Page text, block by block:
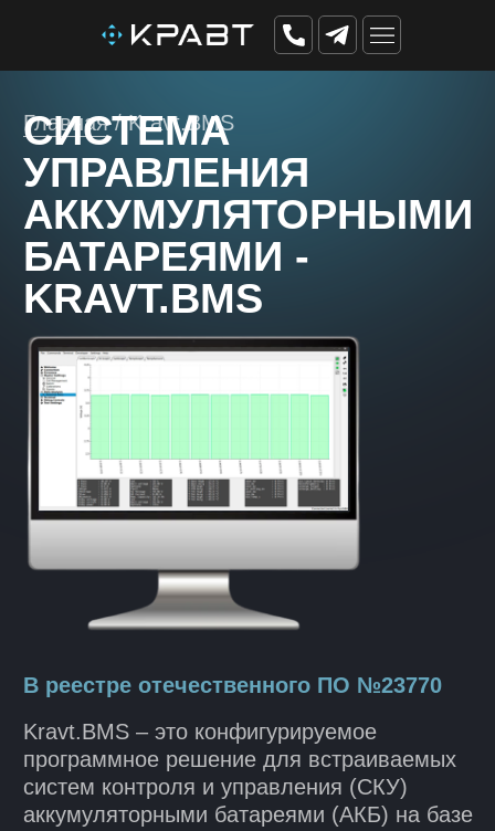
УПРАВЛЕНИЯ
АККУМУЛЯТОРНЫМИ
БАТАРЕЯМИ -
KRAVT.BMS
Kravt.BMS – это конфигурируемое
систем контроля и управления (СКУ)
аккумуляторными батареями (АКБ) на базе
микроконтроллера STM32
В реестре отечественного ПО №23770
ЧЕМ ПОЛЕЗЕН
KRAVT.BMS?